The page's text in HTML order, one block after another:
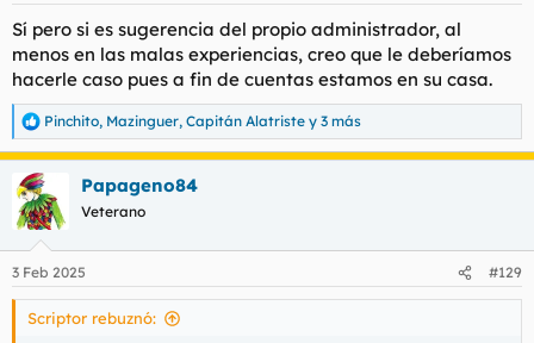
:
Sí pero si es sugerencia del propio administrador, al
menos en las malas experiencias, creo que le deberíamos
hacerle caso pues a fin de cuentas estamos en su casa.
R
e
a
c
c
i
e
s
Pinchito, Mazinguer, Capitán Alatriste y 3 más
Papageno84
Veterano
3 Feb 2025 #129
Scriptor rebuznó: